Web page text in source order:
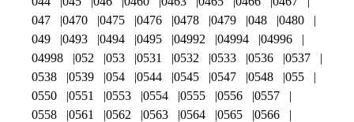
047
0470 0475 0476 0478 0479 048
0480
049
0493 0494 0495 04992 04994
04996
04998
052 053 0531 0532 0533 0536
0537
0538
0539 054 0544 0545 0547 0548
055
0550
0551 0553 0554 0555 0556
0557
0558
0561 0562 0563 0564 0565
0566